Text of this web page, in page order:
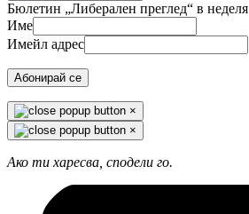
Бюлетин „Либерален преглед“ в неделя
Име
Имейл адрес
Абонирай се
×
×
Ако ти харесва, сподели го.